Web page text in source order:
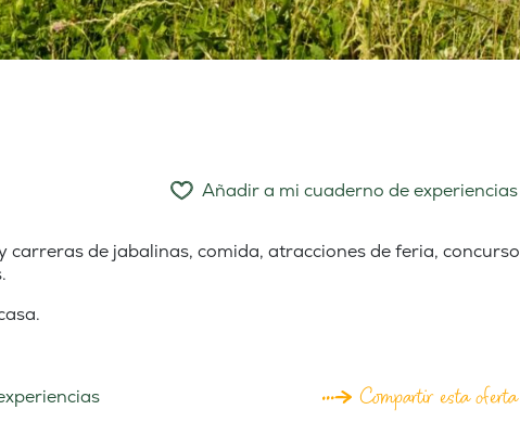
Añadir a mi cuaderno de experiencias
carreras de jabalinas, comida, atracciones de feria, concurso
Compartir esta oferta